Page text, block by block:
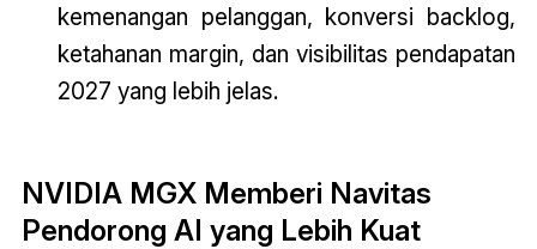
kemenangan pelanggan, konversi backlog,
ketahanan margin, dan visibilitas pendapatan
2027 yang lebih jelas.
NVIDIA MGX Memberi Navitas
Pendorong AI yang Lebih Kuat